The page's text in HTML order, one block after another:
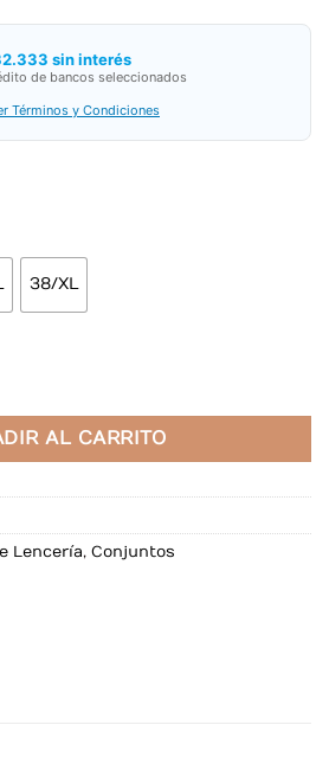
sin interés
de bancos seleccionados
Términos y Condiciones
38/XL
cantidad
AL CARRITO
Lencería, Conjuntos